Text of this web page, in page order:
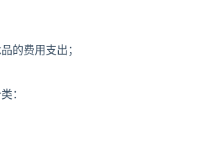
的费用支出；
：